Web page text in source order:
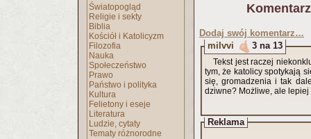
Światopogląd
Religie i sekty
Biblia
Kościół i Katolicyzm
Filozofia
Nauka
Społeczeństwo
Prawo
Państwo i polityka
Kultura
Felietony i eseje
Literatura
Ludzie, cytaty
Tematy różnorodne
Dodaj swój komentarz…
milvvi
3 na 13
Tekst jest raczej
tym, że katolicy spotykają
się, gromadzenia i tak
dziwne? Możliwe, ale
Reklama